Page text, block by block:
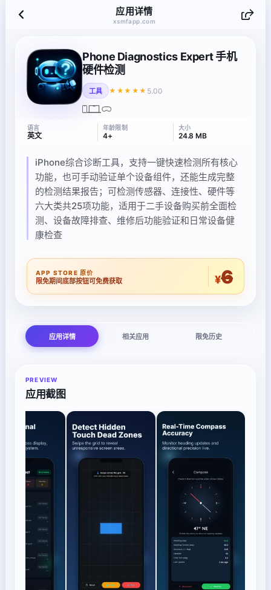
应用详情
xsmfapp.com
Phone Diagnostics Expert 手机
硬件检测
工具 ★★★★★ 5.00
语言
英文
年龄限制
4+
大小
24.8 MB
iPhone综合诊断工具，支持一键快速检测所有核心
功能，也可手动验证单个设备组件，还能生成完整
的检测结果报告；可检测传感器、连接性、硬件等
六大类共25项功能，适用于二手设备购买前全面检
测、设备故障排查、维修后功能验证和日常设备健
康检查
APP STORE 原价
限免期间底部按钮可免费获取 ¥6
应用详情 相关应用 限免历史
PREVIEW
应用截图